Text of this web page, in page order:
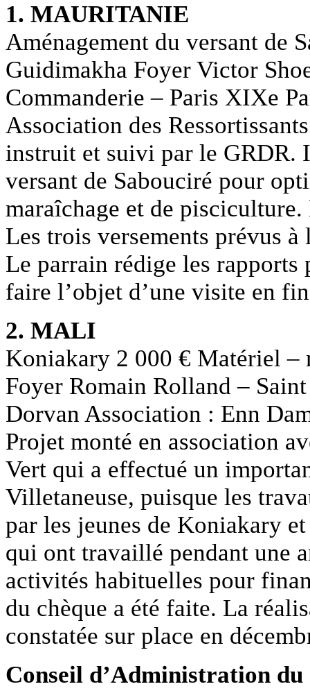
1. MAURITANIE
Aménagement du versant de
Guidimakha Foyer Victor
Commanderie – Paris XIXe
Association des
instruit et suivi par le GRDR.
versant de Sabouciré pour
maraîchage et de
Les trois versements prévus
Le parrain rédige les
faire l’objet d’une visite en
2. MALI
Koniakary 2 000 € Matériel –
Foyer Romain Rolland –
Dorvan Association : Enn
Projet monté en association
Vert qui a effectué un
Villetaneuse, puisque les
par les jeunes de Koniakary
qui ont travaillé pendant une
activités habituelles pour
du chèque a été faite. La
constatée sur place en
Conseil d’Administration du